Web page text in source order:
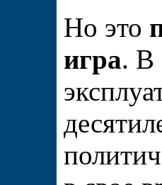
Но это
игра. В